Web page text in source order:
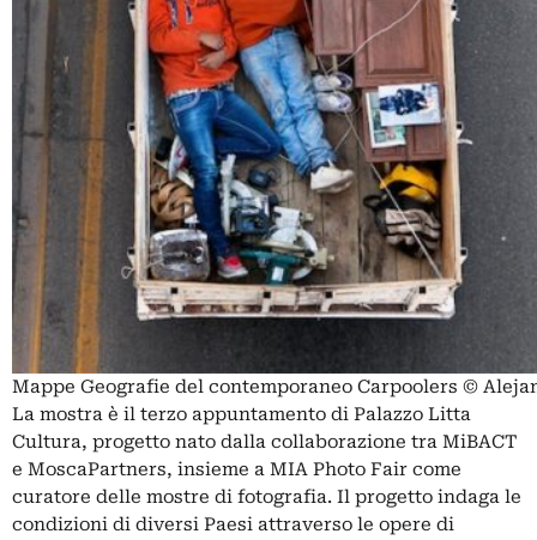
Mappe Geografie del contemporaneo Carpoolers ©
La mostra è il terzo appuntamento di Palazzo Litta
Cultura, progetto nato dalla collaborazione tra MiBACT
e MoscaPartners, insieme a MIA Photo Fair come
curatore delle mostre di fotografia. Il progetto indaga le
condizioni di diversi Paesi attraverso le opere di